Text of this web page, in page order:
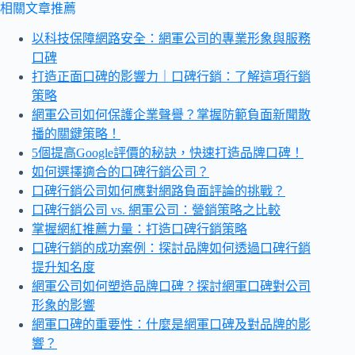
相關文章推薦
以科技保障網路安全：網軍公司的專業形象與服務
口碑
打造正面口碑的影響力｜口碑行銷：了解這項行銷
策略
網軍公司如何保護企業聲譽？掌握防範負面新聞散
播的關鍵策略！
5個提高Google評價的秘訣，快速打造品牌口碑！
如何選擇適合的口碑行銷公司？
口碑行銷公司如何應對網路負面評論的挑戰？
口碑行銷公司 vs. 網軍公司：營銷策略之比較
掌握網紅推薦力量：打造口碑行銷策略
口碑行銷的成功案例：探討品牌如何透過口碑行銷
提升知名度
網軍公司如何塑造品牌口碑？探討網軍口碑對公司
形象的影響
網軍口碑的重要性：什麼是網軍口碑及對品牌的影
響？